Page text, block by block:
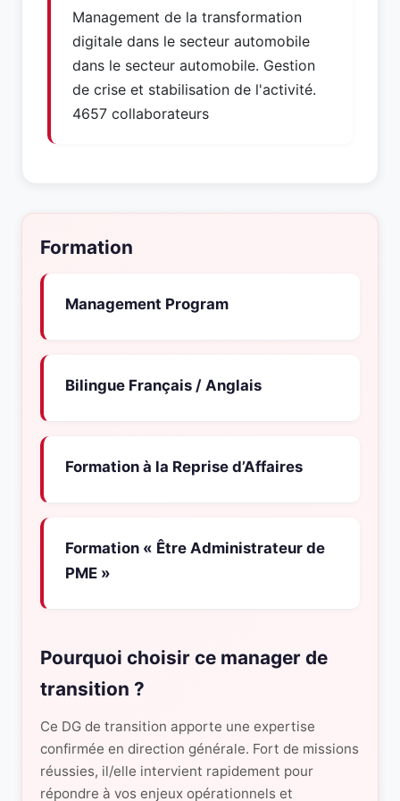
Management de la transformation
digitale dans le secteur automobile
dans le secteur automobile. Gestion
de crise et stabilisation de l'activité.
4657 collaborateurs
Formation
Management Program
Bilingue Français / Anglais
Formation à la Reprise d’Affaires
Formation « Être Administrateur de
PME »
Pourquoi choisir ce manager de
transition ?
Ce DG de transition apporte une expertise
confirmée en direction générale. Fort de missions
réussies, il/elle intervient rapidement pour
répondre à vos enjeux opérationnels et